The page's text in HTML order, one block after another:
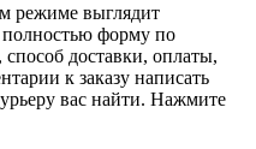
режиме выглядит
форму по
доставки, оплаты,
к заказу написать
вас найти. Нажмите